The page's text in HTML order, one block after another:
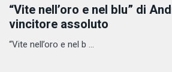
“Vite nell’oro e nel blu” di
vincitore assoluto
“Vite nell’oro e nel b ...